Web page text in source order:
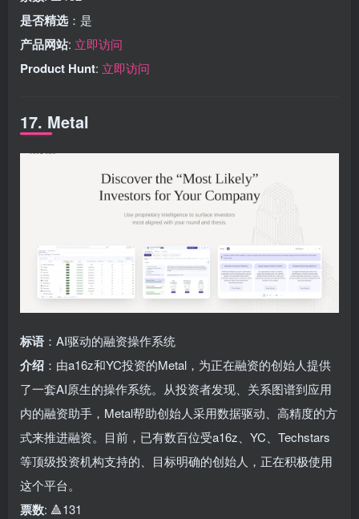
是否精选 ：是
产品网站: 立即访问
Product Hunt: 立即访问
17. Metal
标语 ：AI驱动的融资操作系统
介绍 ：由a16z和YC投资的Metal，为正在融资的创始人提供
了一套AI原生的操作系统。从投资者发现、关系图谱到应用
内的融资助手，Metal帮助创始人采用数据驱动、高精度的方
式来推进融资。目前，已有数百位受a16z、YC、Techstars
等顶级投资机构支持的、目标明确的创始人，正在积极使用
这个平台。
票数: 🔺131